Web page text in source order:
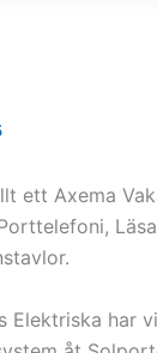
ett Axema
Elektriska har vi